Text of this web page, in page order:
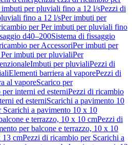
imbuti per pluviali fino a 12 l/sPezzi di
fino a 12 l/sPer imbuti per
per Per imbuti per pluviali fino
d40–200Sistema di fissaggio
per AccessoriPer imbuti per
imbuti per pluvialiPer
Imbuti per pluvialiPezzi di
Elementi barriera al vaporePezzi di
al vaporeScarico per
interni ed esterniPezzi di ricambio
ed esterniScarichi a pavimento 10
Scarichi a pavimento 10 x 10
e terrazzo, 10 x 10 cmPezzi di
per balcone e terrazzo, 10 x 10
13 cmPezzi di ricambio per Scarichi a